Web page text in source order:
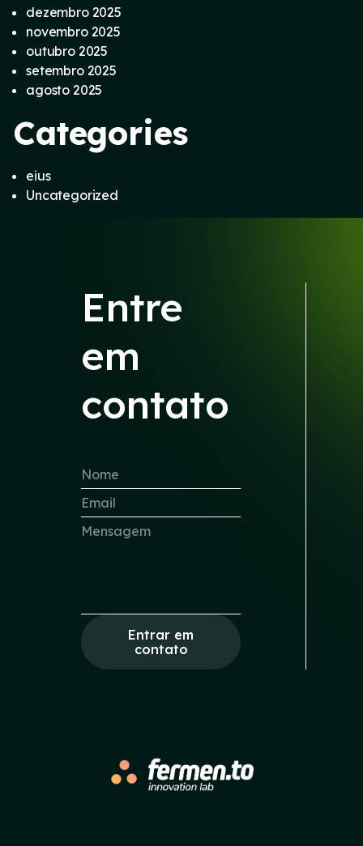
dezembro 2025
novembro 2025
outubro 2025
setembro 2025
agosto 2025
Categories
eius
Uncategorized
Entre
em
contato
Entrar em
contato